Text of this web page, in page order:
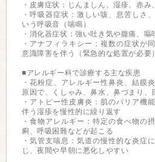
・皮膚症状：じんましん、湿疹、赤み
・呼吸器症状：激しい咳、息苦しさ
いう呼吸音（喘鳴）
・消化器症状：強い吐き気や腹痛、嘔
・アナフィラキシー：複数の症状が
意識障害を伴う（緊急的な処置が必要）
■アレルギー科で診療する主な疾患
・花粉症、アレルギー性鼻炎、結膜
原因で、くしゃみ、鼻水、鼻づまり、
・アトピー性皮膚炎：肌のバリア機
伴う湿疹を慢性的に繰り返す
・食物アレルギー：特定の食べ物の
痢、呼吸困難などが起こる
・気管支喘息：気道の慢性的な炎症
じ、夜間や早朝に悪化しやすい